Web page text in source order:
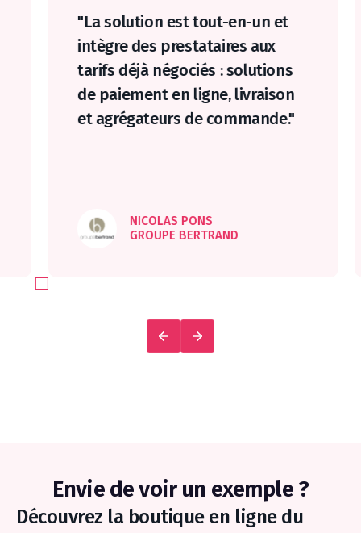
"La solution est tout-en-un et
intègre des prestataires aux
tarifs déjà négociés : solutions
de paiement en ligne, livraison
et agrégateurs de commande."
NICOLAS PONS
GROUPE BERTRAND
Envie de voir un exemple ?
Découvrez la boutique en ligne du